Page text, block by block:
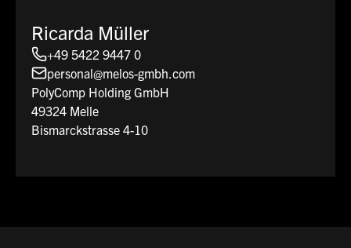
Ricarda Müller
+49 5422 9447 0
personal@melos-gmbh.com
PolyComp Holding GmbH
49324 Melle
Bismarckstrasse 4-10